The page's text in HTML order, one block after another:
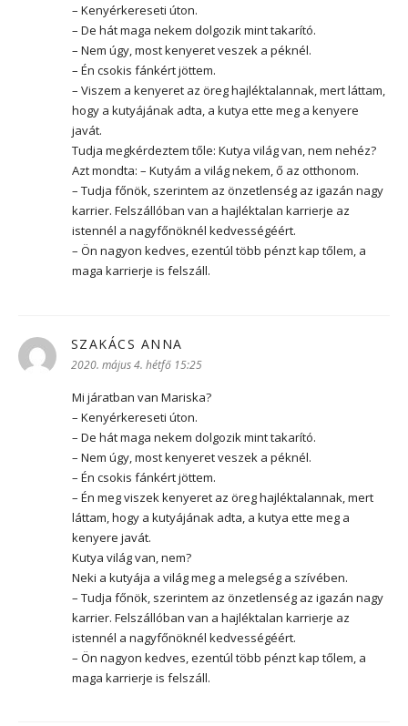
– Kenyérkereseti úton.
– De hát maga nekem dolgozik mint takarító.
– Nem úgy, most kenyeret veszek a péknél.
– Én csokis fánkért jöttem.
– Viszem a kenyeret az öreg hajléktalannak, mert láttam,
hogy a kutyájának adta, a kutya ette meg a kenyere
javát.
Tudja megkérdeztem tőle: Kutya világ van, nem nehéz?
Azt mondta: – Kutyám a világ nekem, ő az otthonom.
– Tudja főnök, szerintem az önzetlenség az igazán nagy
karrier. Felszállóban van a hajléktalan karrierje az
istennél a nagyfőnöknél kedvességéért.
– Ön nagyon kedves, ezentúl több pénzt kap tőlem, a
maga karrierje is felszáll.
SZAKÁCS ANNA
2020. május 4. hétfő 15:25
Mi járatban van Mariska?
– Kenyérkereseti úton.
– De hát maga nekem dolgozik mint takarító.
– Nem úgy, most kenyeret veszek a péknél.
– Én csokis fánkért jöttem.
– Én meg viszek kenyeret az öreg hajléktalannak, mert
láttam, hogy a kutyájának adta, a kutya ette meg a
kenyere javát.
Kutya világ van, nem?
Neki a kutyája a világ meg a melegség a szívében.
– Tudja főnök, szerintem az önzetlenség az igazán nagy
karrier. Felszállóban van a hajléktalan karrierje az
istennél a nagyfőnöknél kedvességéért.
– Ön nagyon kedves, ezentúl több pénzt kap tőlem, a
maga karrierje is felszáll.